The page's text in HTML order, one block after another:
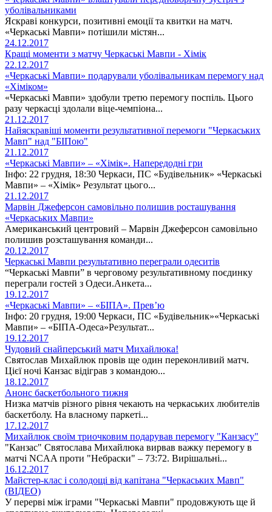
уболівальниками
Яскраві конкурси, позитивні емоції та квитки на матч.
«Черкаські Мавпи» потішили містян...
24.12.2017
Кращі моменти з матчу Черкаські Мавпи - Хімік
22.12.2017
«Черкаські Мавпи» подарували уболівальникам перемогу над
«Хіміком»
«Черкаські Мавпи» здобули третю перемогу поспіль. Цього
разу черкасці здолали віце-чемпіона...
21.12.2017
Найяскравіші моменти результативної перемоги "Черкаських
Мавп" над "БІПою"
21.12.2017
«Черкаські Мавпи» – «Хімік». Напередодні гри
Інфо: 22 грудня, 18:30 Черкаси, ПС «Будівельник» «Черкаські
Мавпи» – «Хімік» Результат цього...
21.12.2017
Марвін Джеферсон самовільно полишив росташування
«Черкаських Мавпи»
Американський центровий – Марвін Джеферсон самовільно
полишив розсташування команди...
20.12.2017
Черкаські Мавпи результативно переграли одеситів
“Черкаські Мавпи” в черговому результативному поєдинку
переграли гостей з Одеси.Анкета...
19.12.2017
«Черкаські Мавпи» – «БІПА». Прев’ю
Інфо: 20 грудня, 19:00 Черкаси, ПС «Будівельник»«Черкаські
Мавпи» – «БІПА-Одеса»Результат...
19.12.2017
Чудовий снайперський матч Михайлюка!
Святослав Михайлюк провів ще один переконливий матч.
Цієї ночі Канзас відіграв з командою...
18.12.2017
Анонс баскетбольного тижня
Низка матчів різного рівня чекають на черкаських любителів
баскетболу. На власному паркеті...
17.12.2017
Михайлюк своїм триочковим подарував перемогу "Канзасу"
"Канзас" Святослава Михайлюка вирвав важку перемогу в
матчі NCAA проти "Небраски" – 73:72. Вирішальні...
16.12.2017
Майстер-клас і солодощі від капітана "Черкаських Мавп"
(ВІДЕО)
У перерві між іграми "Черкаські Мавпи" продовжують ще й